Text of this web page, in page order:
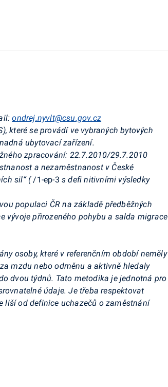
ondrej.nyvlt@csu.gov.cz
které se provádí ve vybraných bytových
ubytovací zařízení.
zpracování: 22.7.2010/29.7.2010
a nezaměstnanost v České
sil“ (/1-ep-3s defi nitivními výsledky
populaci ČR na základě předběžných
vývoje přirozeného pohybu a salda migrace
osoby, které v referenčním období neměly
mzdu nebo odměnu a aktivně hledaly
dvou týdnů. Tato metodika je jednotná pro
údaje. Je třeba respektovat
liší od definice uchazečů o zaměstnání